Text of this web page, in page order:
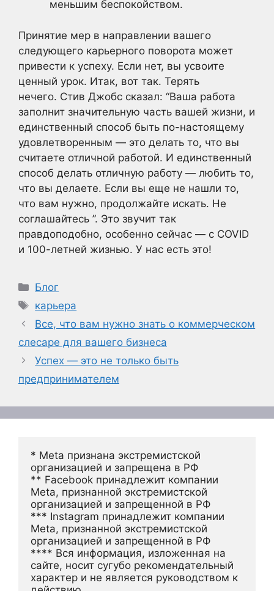
меньшим беспокойством.
Принятие мер в направлении вашего
следующего карьерного поворота может
привести к успеху. Если нет, вы усвоите
ценный урок. Итак, вот так. Терять
нечего. Стив Джобс сказал: “Ваша работа
заполнит значительную часть вашей жизни, и
единственный способ быть по-настоящему
удовлетворенным — это делать то, что вы
считаете отличной работой. И единственный
способ делать отличную работу — любить то,
что вы делаете. Если вы еще не нашли то,
что вам нужно, продолжайте искать. Не
соглашайтесь ”. Это звучит так
правдоподобно, особенно сейчас — с COVID
и 100-летней жизнью. У нас есть это!
Рубрики
Блог
Метки
карьера
Все, что вам нужно знать о коммерческом
слесаре для вашего бизнеса
Успех — это не только быть
предпринимателем
* Meta признана экстремистской
организацией и запрещена в РФ
** Facebook принадлежит компании
Meta, признанной экстремистской
организацией и запрещенной в РФ
*** Instagram принадлежит компании
Meta, признанной экстремистской
организацией и запрещенной в РФ
**** Вся информация, изложенная на
сайте, носит сугубо рекомендательный
характер и не является руководством к